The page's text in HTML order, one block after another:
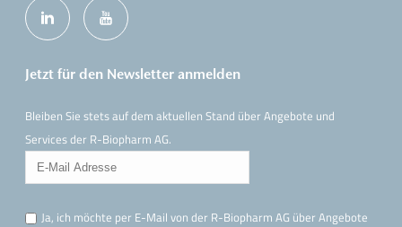
Jetzt für den Newsletter anmelden
Bleiben Sie stets auf dem aktuellen Stand über Angebote und
Services der R-Biopharm AG.
Ja, ich möchte per E-Mail von der R-Biopharm AG über Angebote